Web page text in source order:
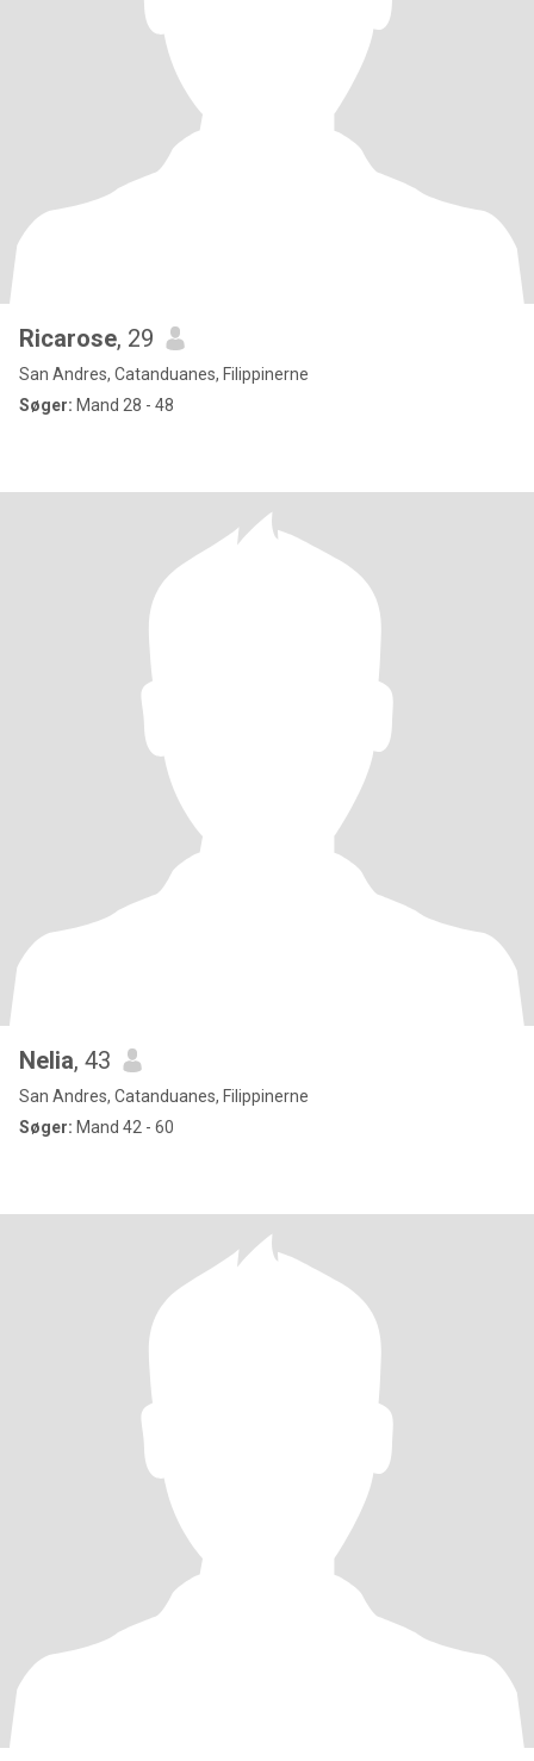
Ricarose, 29
San Andres, Catanduanes, Filippinerne
Søger: Mand 28 - 48
Nelia, 43
San Andres, Catanduanes, Filippinerne
Søger: Mand 42 - 60